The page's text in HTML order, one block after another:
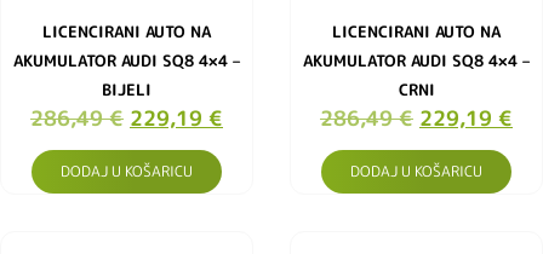
LICENCIRANI AUTO NA
AKUMULATOR AUDI SQ8 4×4 –
BIJELI
286,49€ 229,19 €
DODAJ U KOŠARICU
LICENCIRANI AUTO NA
AKUMULATOR AUDI SQ8 4×4 –
CRNI
286,49€ 229,19 €
DODAJ U KOŠARICU